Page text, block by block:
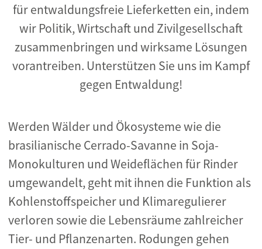
für entwaldungsfreie Lieferketten ein, indem
wir Politik, Wirtschaft und Zivilgesellschaft
zusammenbringen und wirksame Lösungen
vorantreiben. Unterstützen Sie uns im Kampf
gegen Entwaldung!
Werden Wälder und Ökosysteme wie die
brasilianische Cerrado-Savanne in Soja-
Monokulturen und Weideflächen für Rinder
umgewandelt, geht mit ihnen die Funktion als
Kohlenstoffspeicher und Klimaregulierer
verloren sowie die Lebensräume zahlreicher
Tier- und Pflanzenarten. Rodungen gehen